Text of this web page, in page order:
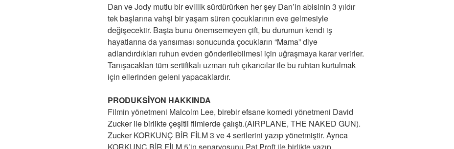
Dan ve Jody mutlu bir evlilik sürdürürken her şey Dan’in abisinin 3 yıldır
tek başlarına vahşi bir yaşam süren çocuklarının eve gelmesiyle
değişecektir. Başta bunu önemsemeyen çift, bu durumun kendi iş
hayatlarına da yansıması sonucunda çocukların “Mama” diye
adlandırdıkları ruhun evden gönderilebilmesi için uğraşmaya karar verirler.
Tanışacakları tüm sertifikalı uzman ruh çıkarıcılar ile bu ruhtan kurtulmak
için ellerinden geleni yapacaklardır.
PRODUKSİYON HAKKINDA
Filmin yönetmeni Malcolm Lee, birebir efsane komedi yönetmeni David
Zucker ile birlikte çeşitli filmlerde çalıştı.(AIRPLANE, THE NAKED GUN).
Zucker KORKUNÇ BİR FİLM 3 ve 4 serilerini yazıp yönetmiştir. Ayrıca